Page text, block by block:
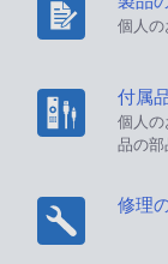
個人
付属
個人
品の部
修理